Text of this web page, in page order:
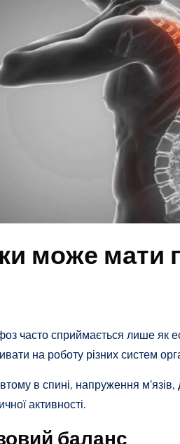
може
часто сприймається лише як
на роботу різних систем
в спині, напруження
активності.
баланс